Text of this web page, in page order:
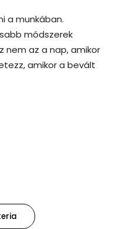
a munkában.
módszerek
nem az a nap, amikor
amikor a bevált